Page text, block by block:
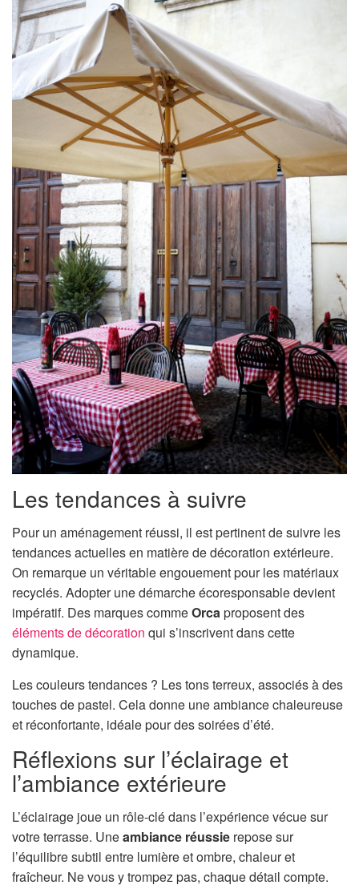
Les tendances à suivre
Pour un aménagement réussi, il est pertinent de suivre les
tendances actuelles en matière de décoration extérieure.
On remarque un véritable engouement pour les matériaux
recyclés. Adopter une démarche écoresponsable devient
impératif. Des marques commeOrcaproposent des
éléments de décoration qui s’inscrivent dans cette
dynamique.
Les couleurs tendances ? Les tons terreux, associés à des
touches de pastel. Cela donne une ambiance chaleureuse
et réconfortante, idéale pour des soirées d’été.
Réflexions sur l’éclairage et
l’ambiance extérieure
L’éclairage joue un rôle-clé dans l’expérience vécue sur
votre terrasse. Uneambiance réussie repose sur
l’équilibre subtil entre lumière et ombre, chaleur et
fraîcheur. Ne vous y trompez pas, chaque détail compte.